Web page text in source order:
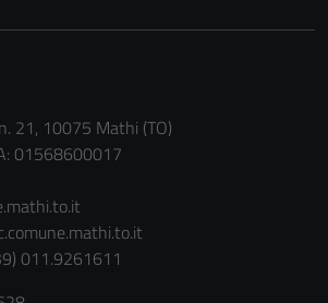
21, 10075 Mathi (TO)
01568600017
011.9261611